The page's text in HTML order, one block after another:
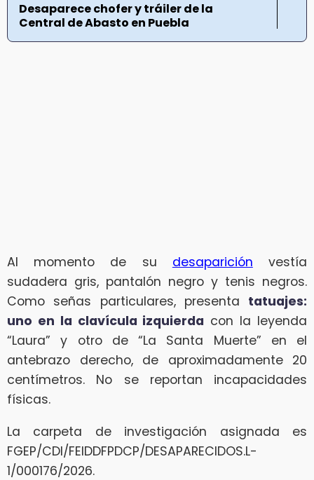
Desaparece chofer y tráiler de la
Central de Abasto en Puebla
Al momento de su desaparición vestía
sudadera gris, pantalón negro y tenis negros.
Como señas particulares, presenta tatuajes:
uno en la clavícula izquierda con la leyenda
“Laura” y otro de “La Santa Muerte” en el
antebrazo derecho, de aproximadamente 20
centímetros. No se reportan incapacidades
físicas.
La carpeta de investigación asignada es
FGEP/CDI/FEIDDFPDCP/DESAPARECIDOS.L-
1/000176/2026.